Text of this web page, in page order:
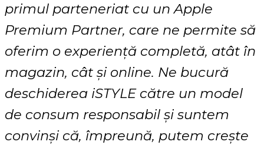
primul parteneriat cu un Apple
Premium Partner, care ne permite să
oferim o experiență completă, atât în
magazin, cât și online. Ne bucură
deschiderea iSTYLE către un model
de consum responsabil și suntem
convinși că, împreună, putem crește